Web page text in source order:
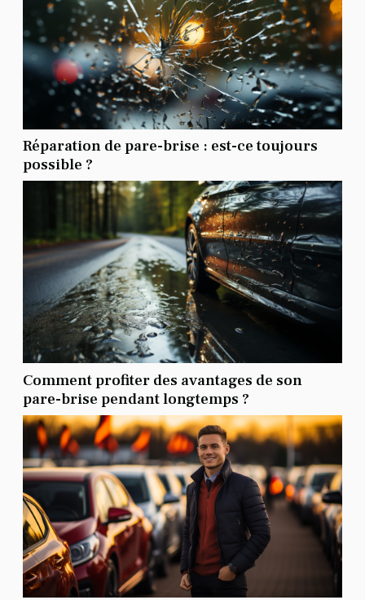
Réparation de pare-brise : est-ce toujours
possible ?
Comment profiter des avantages de son
pare-brise pendant longtemps ?